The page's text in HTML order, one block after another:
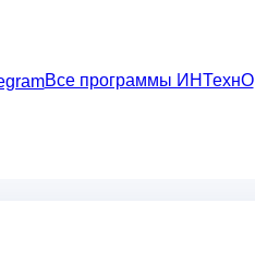
Все программы ИНТехнО